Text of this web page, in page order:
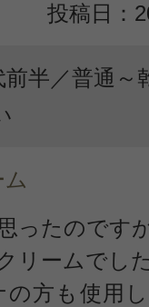
投稿日：
前半／普通～
ったのです
リームでし
方も使用